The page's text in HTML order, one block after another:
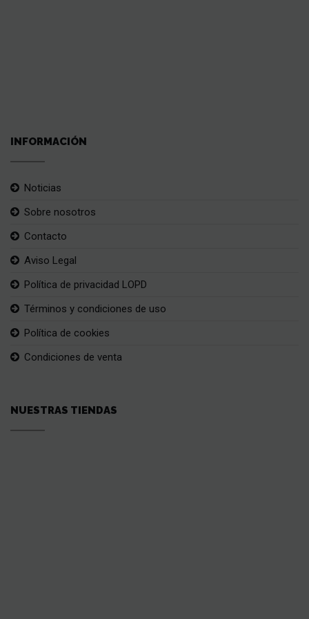
INFORMACIÓN
Noticias
Sobre nosotros
Contacto
Aviso Legal
Política de privacidad LOPD
Términos y condiciones de uso
Política de cookies
Condiciones de venta
NUESTRAS TIENDAS